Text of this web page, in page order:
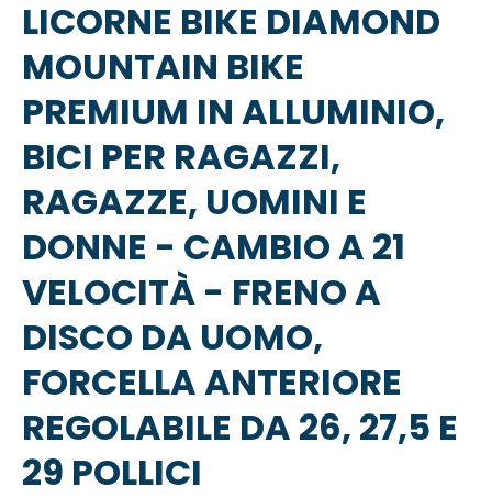
LICORNE BIKE DIAMOND
MOUNTAIN BIKE
PREMIUM IN ALLUMINIO,
BICI PER RAGAZZI,
RAGAZZE, UOMINI E
DONNE - CAMBIO A 21
VELOCITÀ - FRENO A
DISCO DA UOMO,
FORCELLA ANTERIORE
REGOLABILE DA 26, 27,5 E
29 POLLICI